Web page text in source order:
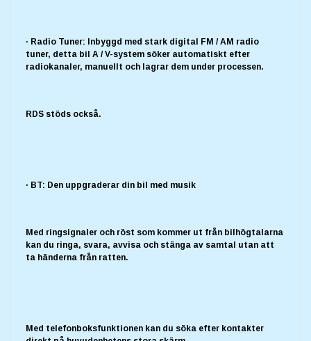
· Radio Tuner: Inbyggd med stark digital FM / AM radio
tuner, detta bil A / V-system söker automatiskt efter
radiokanaler, manuellt och lagrar dem under processen.
RDS stöds också.
· BT: Den uppgraderar din bil med musik
Med ringsignaler och röst som kommer ut från bilhögtalarna
kan du ringa, svara, avvisa och stänga av samtal utan att
ta händerna från ratten.
Med telefonboksfunktionen kan du söka efter kontakter